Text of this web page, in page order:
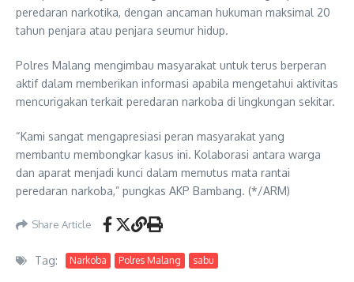
peredaran narkotika, dengan ancaman hukuman maksimal 20
tahun penjara atau penjara seumur hidup.
Polres Malang mengimbau masyarakat untuk terus berperan
aktif dalam memberikan informasi apabila mengetahui aktivitas
mencurigakan terkait peredaran narkoba di lingkungan sekitar.
“Kami sangat mengapresiasi peran masyarakat yang
membantu membongkar kasus ini. Kolaborasi antara warga
dan aparat menjadi kunci dalam memutus mata rantai
peredaran narkoba,” pungkas AKP Bambang. (*/ARM)
Share Article
Tag: Narkoba Polres Malang sabu